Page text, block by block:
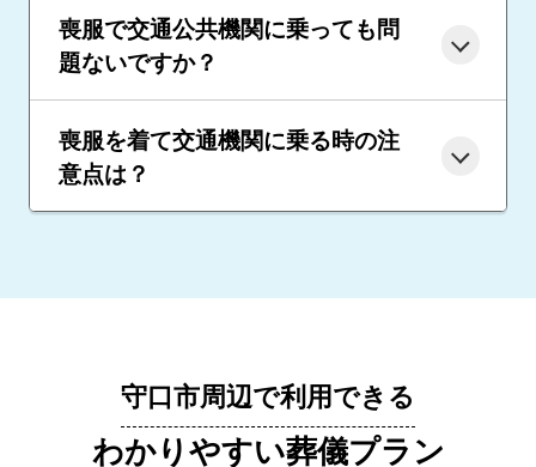
喪服で交通公共機関に乗っても問
題ないですか？
喪服を着て交通機関に乗る時の注
意点は？
守口市周辺で利用できる
わかりやすい葬儀プラン